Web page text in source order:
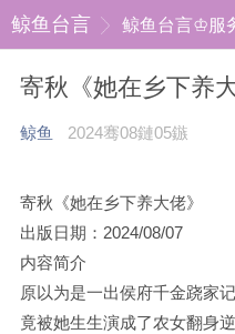
鲸鱼台言 鲸鱼台言♔服
寄秋《她在乡下养大
鲸鱼 2024骞08鏈05鏃
寄秋《她在乡下养大佬》
出版日期：2024/08/07
内容简介
原以为是一出侯府千金跷家记
竟被她生生演成了农女翻身